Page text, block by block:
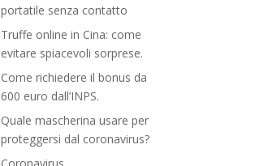
portatile senza contatto
Truffe online in Cina: come
evitare spiacevoli sorprese.
Come richiedere il bonus da
600 euro dall’INPS.
Quale mascherina usare per
proteggersi dal coronavirus?